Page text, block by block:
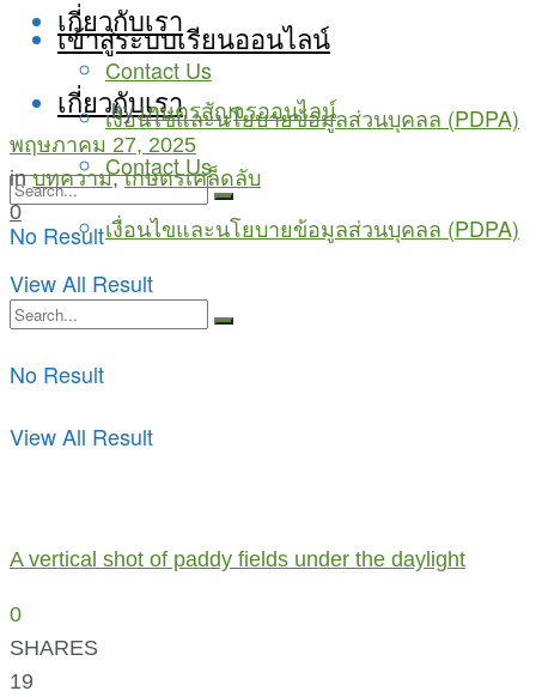
เข้าสู่ระบบเรียนออนไลน์
เกี่ยวกับเรา
Contact Us
เงื่อนไขและนโยบายข้อมูลส่วนบุคลล (PDPA)
No Result
View All Result
เกี่ยวกับเรา
Contact Us
เงื่อนไขและนโยบายข้อมูลส่วนบุคลล (PDPA)
No Result
View All Result
by เกษตรสัญจรออนไลน์
พฤษภาคม 27, 2025
in บทความ,เกษตรเคล็ดลับ
0
A vertical shot of paddy fields under the daylight
0
SHARES
19